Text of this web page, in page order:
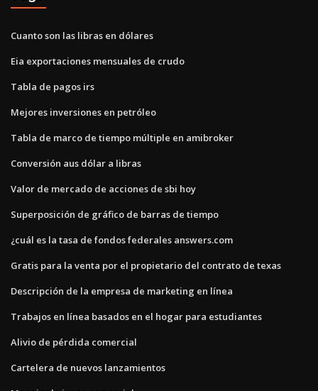
Cuanto son las libras en dólares
Eia exportaciones mensuales de crudo
Tabla de pagos irs
Mejores inversiones en petróleo
Tabla de marco de tiempo múltiple en amibroker
Conversión aus dólar a libras
Valor de mercado de acciones de sbi hoy
Superposición de gráfico de barras de tiempo
¿cuál es la tasa de fondos federales answers.com
Gratis para la venta por el propietario del contrato de texas
Descripción de la empresa de marketing en línea
Trabajos en línea basados ​​en el hogar para estudiantes
Alivio de pérdida comercial
Cartelera de nuevos lanzamientos